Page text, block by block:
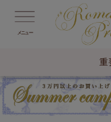
メニュー
重